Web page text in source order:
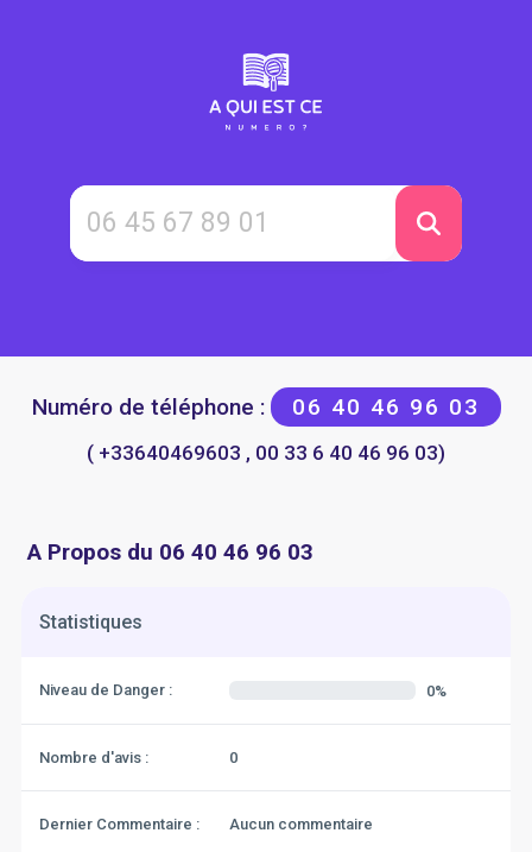
Numéro de téléphone : 06 40 46 96 03
( +33640469603 , 00 33 6 40 46 96 03)
A Propos du 06 40 46 96 03
Statistiques
Niveau de Danger : 0%
Nombre d'avis : 0
Dernier Commentaire : Aucun commentaire